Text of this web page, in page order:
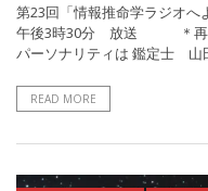
第23回「情報推命学ラジオ
午後3時30分 放送 ＊再
パーソナリティは 鑑定士 山
READ MORE